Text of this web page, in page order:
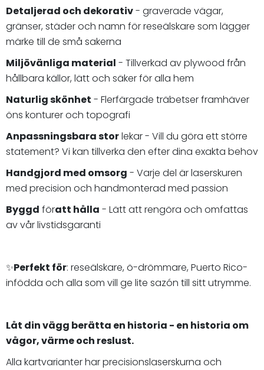
Detaljerad och dekorativ- graverade vägar,
gränser, städer och namn för reseälskare som lägger
märke till de små sakerna
Miljövänliga material - Tillverkad av plywood från
hållbara källor, lätt och säker för alla hem
Naturlig skönhet - Flerfärgade träbetser framhäver
öns konturer och topografi
Anpassningsbara storlekar - Vill du göra ett större
statement? Vi kan tillverka den efter dina exakta behov
Handgjord med omsorg - Varje del är laserskuren
med precision och handmonterad med passion
Byggd föratt hålla - Lätt att rengöra och omfattas
av vår livstidsgaranti
✨Perfekt för: reseälskare, ö-drömmare, Puerto Rico-
infödda och alla som vill ge lite sazón till sitt utrymme.
Låt din vägg berätta en historia - en historia om
vågor, värme och reslust.
Alla kartvarianter har precisionslaserskurna och